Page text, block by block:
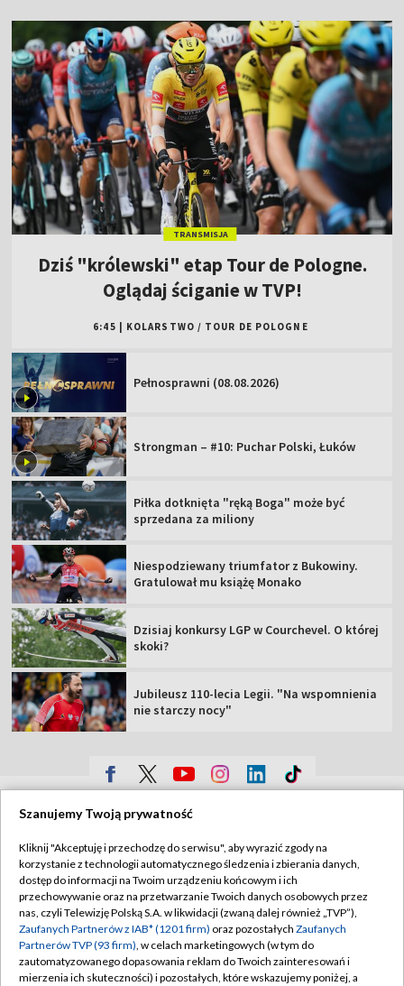
TRANSMISJA
Dziś "królewski" etap Tour de Pologne.
Oglądaj ściganie w TVP!
6:45 KOLARSTWO / TOUR DE POLOGNE
Pełnosprawni (08.08.2026)
Strongman – #10: Puchar Polski, Łuków
Piłka dotknięta "ręką Boga" może być
sprzedana za miliony
Niespodziewany triumfator z Bukowiny.
Gratulował mu książę Monako
Dzisiaj konkursy LGP w Courchevel. O której
skoki?
Jubileusz 110-lecia Legii. "Na wspomnienia
nie starczy nocy"
Sklep TVP
Biuro Reklamy
Oferta Handlowa
Telegazeta ogłoszenia
Emisja w TVP
Polityka prywatności
Moje zgody
Biuro reklamy
Kontakt
Szanujemy Twoją prywatność
Kliknij "Akceptuję i przechodzę do serwisu", aby wyrazić zgody na
korzystanie z technologii automatycznego śledzenia i zbierania danych,
dostęp do informacji na Twoim urządzeniu końcowym i ich
przechowywanie oraz na przetwarzanie Twoich danych osobowych przez
nas, czyli Telewizję Polską S.A. w likwidacji (zwaną dalej również „TVP”),
Zaufanych Partnerów z IAB* (1201 firm) oraz pozostałych Zaufanych
Partnerów TVP (93 firm), w celach marketingowych (w tym do
zautomatyzowanego dopasowania reklam do Twoich zainteresowań i
mierzenia ich skuteczności) i pozostałych, które wskazujemy poniżej, a